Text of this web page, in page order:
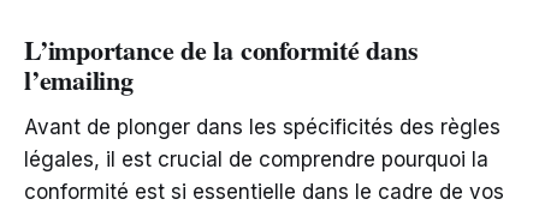
L’importance de la conformité dans
l’emailing
Avant de plonger dans les spécificités des règles
légales, il est crucial de comprendre pourquoi la
conformité est si essentielle dans le cadre de vos